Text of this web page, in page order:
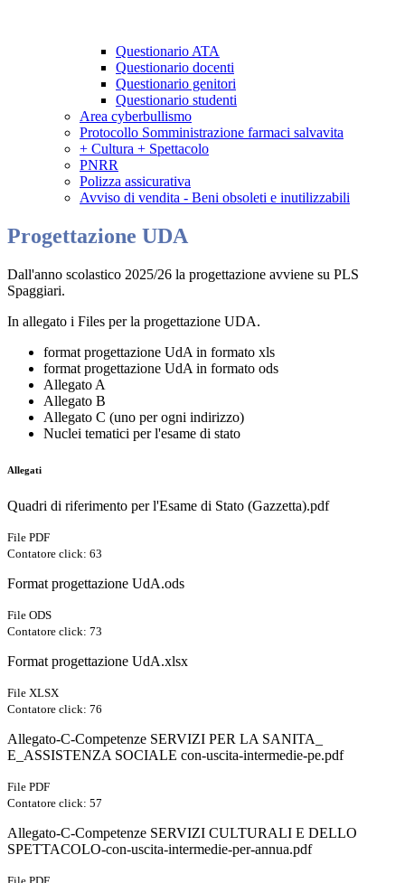
Questionario ATA
Questionario docenti
Questionario genitori
Questionario studenti
Area cyberbullismo
Protocollo Somministrazione farmaci salvavita
+ Cultura + Spettacolo
PNRR
Polizza assicurativa
Avviso di vendita - Beni obsoleti e inutilizzabili
Progettazione UDA
Dall'anno scolastico 2025/26 la progettazione avviene su PLS
Spaggiari.
In allegato i Files per la progettazione UDA.
format progettazione UdA in formato xls
format progettazione UdA in formato ods
Allegato A
Allegato B
Allegato C (uno per ogni indirizzo)
Nuclei tematici per l'esame di stato
Allegati
Quadri di riferimento per l'Esame di Stato (Gazzetta).pdf
File PDF
Contatore click: 63
Format progettazione UdA.ods
File ODS
Contatore click: 73
Format progettazione UdA.xlsx
File XLSX
Contatore click: 76
Allegato-C-Competenze SERVIZI PER LA SANITA_
E_ASSISTENZA SOCIALE con-uscita-intermedie-pe.pdf
File PDF
Contatore click: 57
Allegato-C-Competenze SERVIZI CULTURALI E DELLO
SPETTACOLO-con-uscita-intermedie-per-annua.pdf